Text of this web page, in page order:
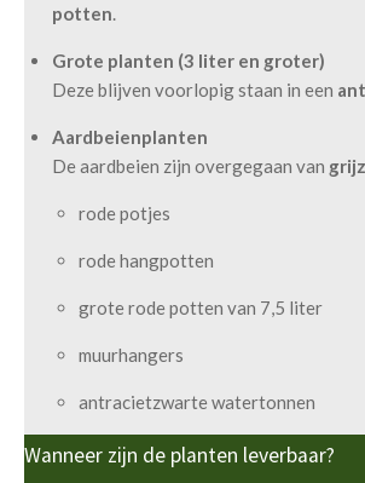
potten.
Grote planten (3 liter en groter)
Deze blijven voorlopig staan in een
Aardbeienplanten
De aardbeien zijn overgegaan van
rode potjes
rode hangpotten
grote rode potten van 7,5 liter
muurhangers
antracietzwarte watertonnen
Wanneer zijn de planten leverbaar?